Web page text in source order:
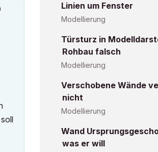
Linien um Fenster
Modellierung
Türsturz in
Rohbau falsch
Modellierung
Verschobene Wände
nicht
Modellierung
Wand
was er will